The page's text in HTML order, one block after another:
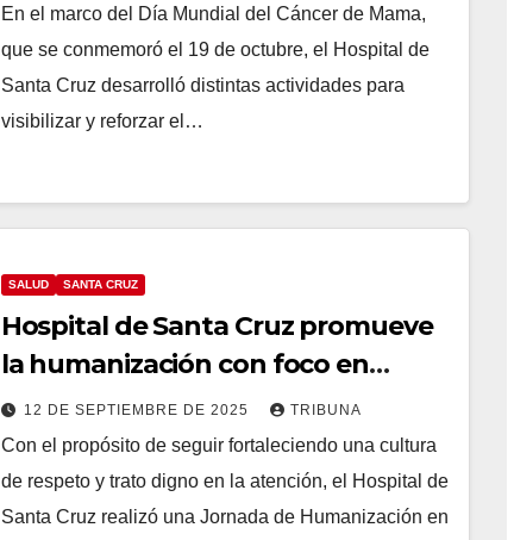
En el marco del Día Mundial del Cáncer de Mama,
que se conmemoró el 19 de octubre, el Hospital de
Santa Cruz desarrolló distintas actividades para
visibilizar y reforzar el…
SALUD SANTA CRUZ
Hospital de Santa Cruz promueve
la humanización con foco en
empatía y respeto
12 DE SEPTIEMBRE DE 2025 TRIBUNA
Con el propósito de seguir fortaleciendo una cultura
de respeto y trato digno en la atención, el Hospital de
Santa Cruz realizó una Jornada de Humanización en